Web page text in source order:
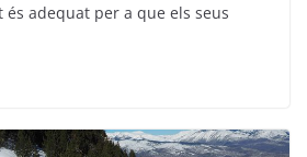
adequat per a que els seus